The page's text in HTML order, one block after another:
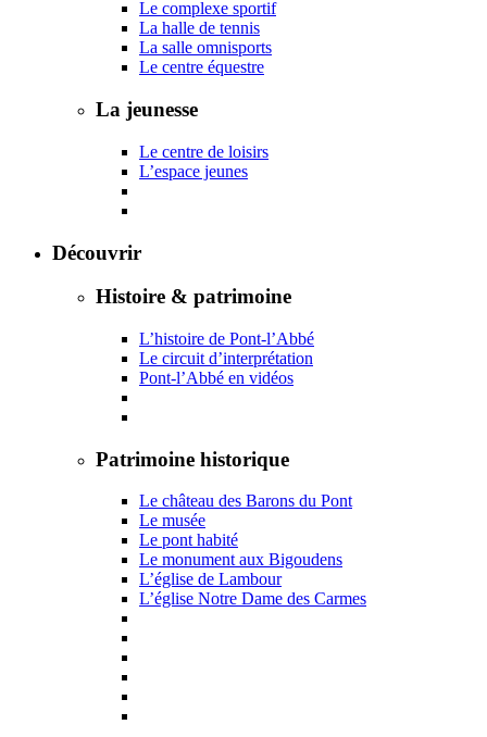
Le complexe sportif
La halle de tennis
La salle omnisports
Le centre équestre
La jeunesse
Le centre de loisirs
L’espace jeunes
Découvrir
Histoire & patrimoine
L’histoire de Pont-l’Abbé
Le circuit d’interprétation
Pont-l’Abbé en vidéos
Patrimoine historique
Le château des Barons du Pont
Le musée
Le pont habité
Le monument aux Bigoudens
L’église de Lambour
L’église Notre Dame des Carmes